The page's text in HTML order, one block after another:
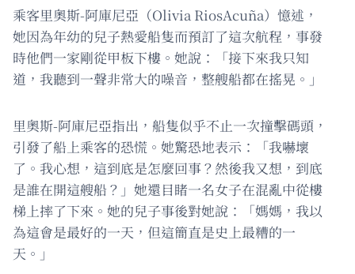
乘客里奧斯-阿庫尼亞（Olivia RiosAcuña）憶述，
她因為年幼的兒子熱愛船隻而預訂了這次航程，事發
時他們一家剛從甲板下樓。她說：「接下來我只知
道，我聽到一聲非常大的噪音，整艘船都在搖晃。」
里奧斯-阿庫尼亞指出，船隻似乎不止一次撞擊碼頭，
引發了船上乘客的恐慌。她驚恐地表示：「我嚇壞
了。我心想，這到底是怎麼回事？然後我又想，到底
是誰在開這艘船？」她還目睹一名女子在混亂中從樓
梯上摔了下來。她的兒子事後對她說：「媽媽，我以
為這會是最好的一天，但這簡直是史上最糟的一
天。」